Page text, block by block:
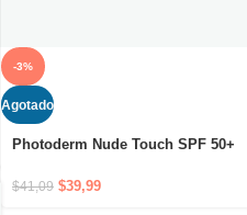
-3%
Agotado
Photoderm Nude Touch SPF 50+
$41,09 $39,99